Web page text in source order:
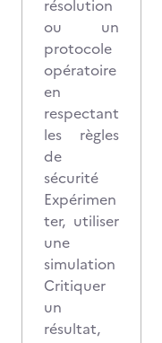
résolution
ou un
protocole
opératoire
en
respectant
les règles
de
sécurité
Expérimen
ter, utiliser
une
simulation
Critiquer
un
résultat,